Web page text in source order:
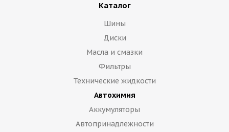
Каталог
Шины
Диски
Масла и смазки
Фильтры
Технические жидкости
Автохимия
Аккумуляторы
Автопринадлежности